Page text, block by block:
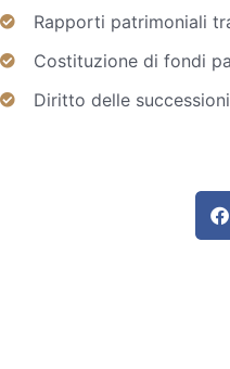
Rapporti patrimoniali
Costituzione di fondi
Diritto delle